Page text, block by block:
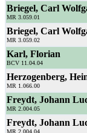
Briegel, Carl
MR 3.059.01
Briegel, Carl
MR 3.059.02
Karl, Florian
BCV 11.04.04
Herzogenberg,
MR 1.066.00
Freydt, Johann
MR 2.004.05
Freydt, Johann
MR 2.004.04